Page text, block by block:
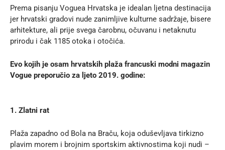
Prema pisanju Voguea Hrvatska je idealan ljetna destinacija
jer hrvatski gradovi nude zanimljive kulturne sadržaje, bisere
arhitekture, ali prije svega čarobnu, očuvanu i netaknutu
prirodu i čak 1185 otoka i otočića.
Evo kojih je osam hrvatskih plaža francuski modni magazin
Vogue preporučio za ljeto 2019. godine:
1. Zlatni rat
Plaža zapadno od Bola na Braču, koja oduševljava tirkizno
plavim morem i brojnim sportskim aktivnostima koji nudi –